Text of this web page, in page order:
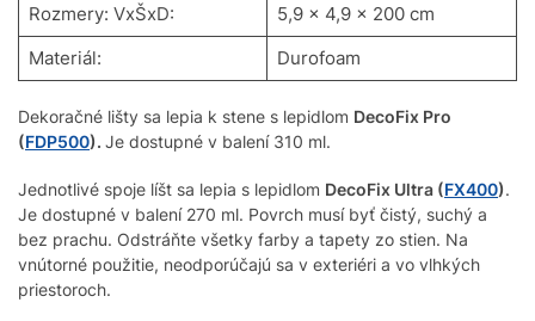
Rozmery: VxŠxD:
5,9 x 4,9 x 200 cm
Materiál:
Durofoam
Dekoračné lišty sa lepia k stene s lepidlom DecoFix Pro
(FDP500). Je dostupné v balení 310 ml.
Jednotlivé spoje líšt sa lepia s lepidlom DecoFix Ultra (FX400).
Je dostupné v balení 270 ml. Povrch musí byť čistý, suchý a
bez prachu. Odstráňte všetky farby a tapety zo stien. Na
vnútorné použitie, neodporúčajú sa v exteriéri a vo vlhkých
priestoroch.